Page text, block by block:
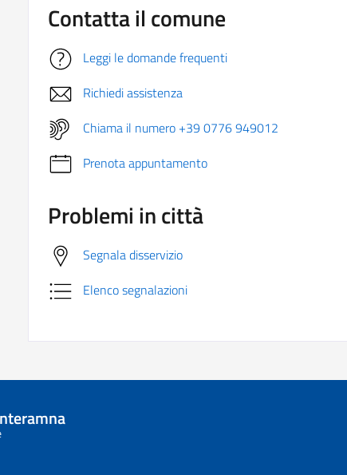
Contatta il comune
Leggi le domande frequenti
Richiedi assistenza
Chiama il numero +39 0776 949012
Prenota appuntamento
Problemi in città
Segnala disservizio
Elenco segnalazioni